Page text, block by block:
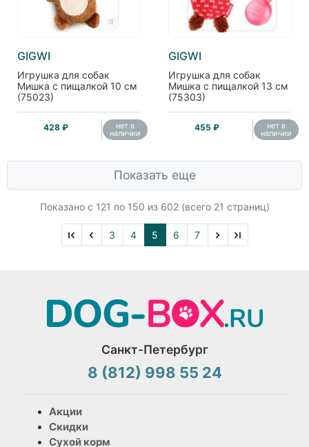
GIGWI
Игрушка для собак
Мишка с пищалкой 10 см
(75023)
428 ₽ нет в
наличии
GIGWI
Игрушка для собак
Мишка с пищалкой 13 см
(75303)
455 ₽ нет в
наличии
Показать еще
Показано с 121 по 150 из 602 (всего 21 страниц)
3 4 5 6 7
Санкт-Петербург
8 (812) 998 55 24
Акции
Скидки
Сухой корм